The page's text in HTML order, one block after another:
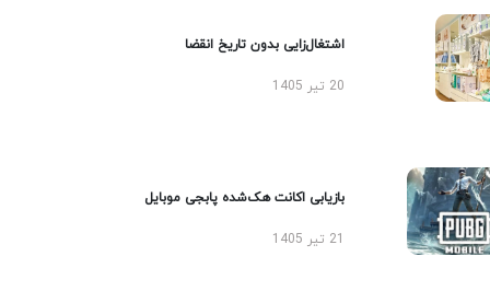
اشتغال‌زایی بدون تاریخ انقضا
20 تیر 1405
بازیابی اکانت هک‌شده پابجی موبایل